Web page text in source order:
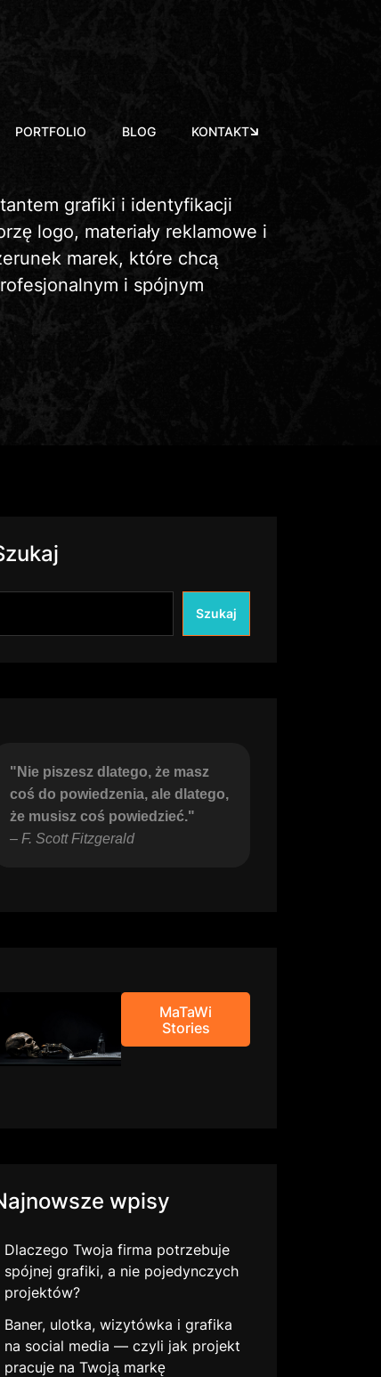
PORTFOLIO BLOG KONTAKT
grafiki i identyfikacji
logo, materiały reklamowe i
marek, które chcą
i spójnym
Szukaj
"Nie piszesz dlatego, że masz
coś do powiedzenia, ale dlatego,
że musisz coś powiedzieć."
– F. Scott Fitzgerald
MaTaWi
Stories
wpisy
Dlaczego Twoja firma potrzebuje
spójnej grafiki, a nie pojedynczych
projektów?
Baner, ulotka, wizytówka i grafika
na social media — czyli jak projekt
pracuje na Twoją markę